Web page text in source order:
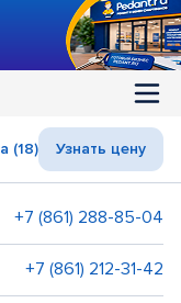
(18) Узнать цену
+7 (861) 288-85-04
+7 (861) 212-31-42